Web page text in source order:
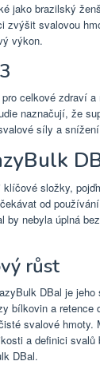
jako brazilský
zvýšit svalovou
výkon.
celkové zdraví
naznačují, že
síly a
složky,
od
by nebyla úplná
růst
DBal je
bílkovin a retence
svalové hmoty.
a definici svalů
DBal.